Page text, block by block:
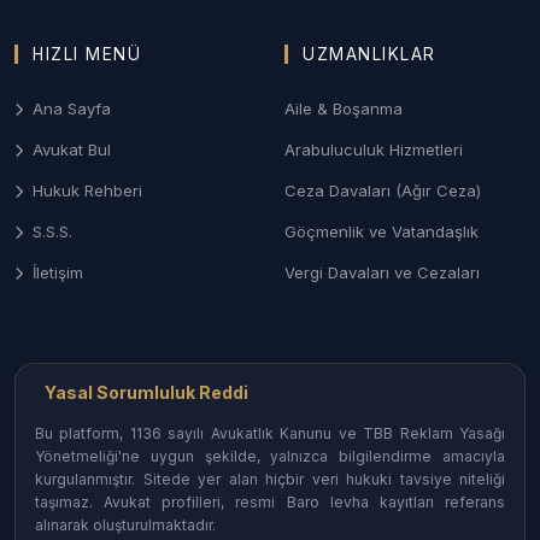
uyuşmazlıkları, nafaka ve mal paylaşımı davalarında
yönetimi.
3. Bolu Ceza ve Ağır Ceza Savunması
yaralama (trafik kazası odaklı) ve ticari suçlarda
soruşturma aşamasından itibaren etkin savunma
Kadastro tespitine itiraz, orman arazisi
taşınmazların paylaşımı davaları.
Bolu İlçelerinde Avukat Erişimi
HIZLI MENÜ
Ana Sayfa
Avukat Bul
Hukuk Rehberi
S.S.S.
İletişim
UZMANLIKLAR
Aile & Boşanma
Arabuluculuk Hizmetleri
Ceza Davaları (Ağır Ceza)
Göçmenlik ve Vatandaşlık
Vergi Davaları ve Cezaları
Yasal Sorumluluk Reddi
Bu platform, 1136 sayılı Avukatlık Kanunu ve TBB Reklam Yasağı
Yönetmeliği'ne uygun şekilde, yalnızca bilgilendirme amacıyla
kurgulanmıştır. Sitede yer alan hiçbir veri hukuki tavsiye niteliği
taşımaz. Avukat profilleri, resmi Baro levha kayıtları referans
alınarak oluşturulmaktadır.